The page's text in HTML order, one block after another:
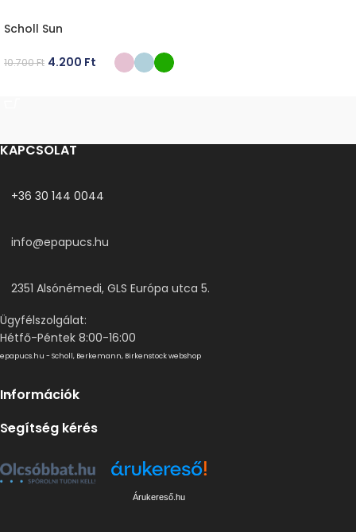
Scholl Sun
10.700Ft 4.200 Ft
KAPCSOLAT
+36 30 144 0044
info@epapucs.hu
2351 Alsónémedi, GLS Európa utca 5.
Ügyfélszolgálat:
Hétfő-Péntek 8:00-16:00
epapucs.hu - Scholl, Berkemann, Birkenstock webshop
Információk
Segítség kérés
Árukereső.hu